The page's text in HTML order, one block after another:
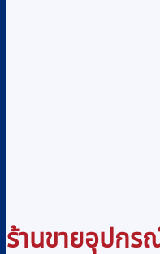
ร้านขายอุปกร